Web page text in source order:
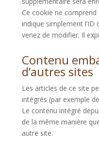
Ce cookie ne
indique simplement l’ID
venez de modifier. Il
Contenu
d’autres sites
Les articles de ce site
intégrés (par exemple
Le contenu intégré
de la même manière
autre site.